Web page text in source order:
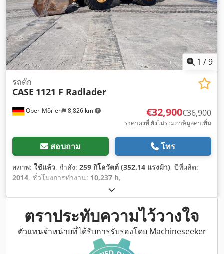
1 /9
Ober-Mörlen 8,826 km
รถตัก
CASE 1121 F Radlader
€32,900€36,900
ราคาคงที่ ยังไม่รวมภาษีมูลค่าเพิ่ม
สอบถาม โทร
สภาพ: ใช้แล้ว, กำลัง: 259 กิโลวัตต์ (352.14 แรงม้า), ปีที่ผลิต:
2014, ชั่วโมงการทำงาน: 10,237 h,
ตราประทับความไว้วางใจ
ตัวแทนจำหน่ายที่ได้รับการรับรองโดย Machineseeker